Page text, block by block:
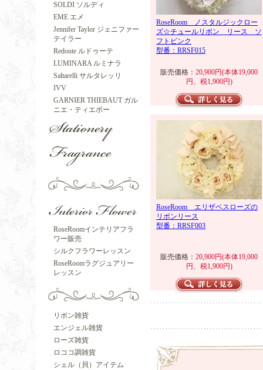
SOLDI ソルディ
EME エメ
Jennifer Taylor ジェニファー
テイラー
Redoute ルドゥーテ
LUMINARA ルミナラ
Saltarelli サルタレッリ
IVV
GARNIER THIEBAUT ガル
ニエ・ティエボー
RoseRoomインテリアフラ
ワー販売
シルクフラワーレッスン
RoseRoomラグジュアリー
レッスン
リボン雑貨
エンジェル雑貨
ローズ雑貨
ロココ調雑貨
シェル（貝）アイテム
RoseRoom ノスタルジックロー
ズ☆チュールリボン リース ソ
フトピンク
型番：RRSF015
販売価格： 20,900円(本体19,000
円、税1,900円)
RoseRoom エリザベスローズの
リボンリース
型番：RRSF003
販売価格： 20,900円(本体19,000
円、税1,900円)